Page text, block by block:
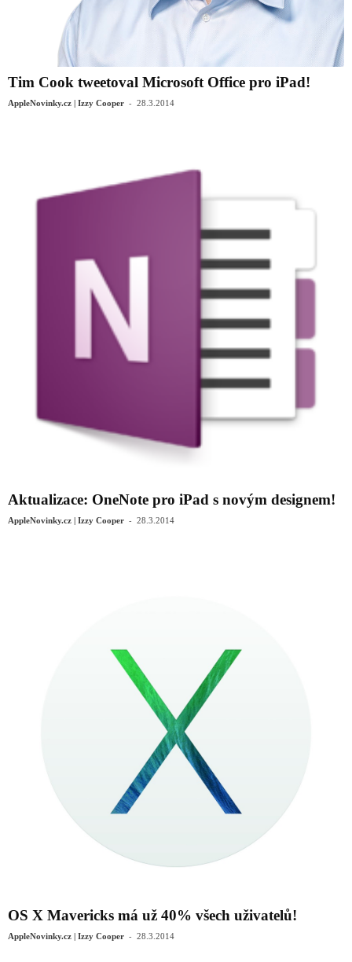
Tim Cook tweetoval Microsoft Office pro iPad!
AppleNovinky.cz | Izzy Cooper - 28.3.2014
Aktualizace: OneNote pro iPad s novým designem!
AppleNovinky.cz | Izzy Cooper - 28.3.2014
OS X Mavericks má už 40% všech uživatelů!
AppleNovinky.cz | Izzy Cooper - 28.3.2014